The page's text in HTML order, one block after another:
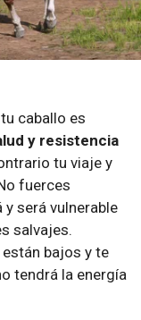
caballo es
y resistencia
tu viaje y
fuerces
será vulnerable
salvajes.
bajos y te
tendrá la energía